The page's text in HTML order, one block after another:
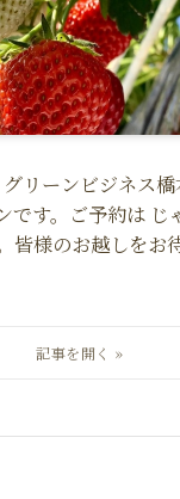
リーンビジネス
です。ご予約は じ
皆様のお越しをお